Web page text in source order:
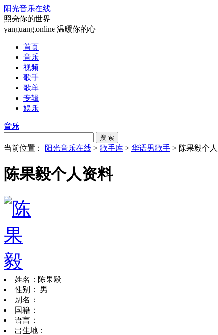
阳光音乐在线
照亮你的世界
yanguang.online 温暖你的心
首页
音乐
视频
歌手
歌单
专辑
娱乐
音乐
搜 索
当前位置： 阳光音乐在线 > 歌手库 > 华语男歌手 > 陈果毅个
陈果毅个人资料
姓名：陈果毅
性别： 男
别名：
国籍：
语言：
出生地：